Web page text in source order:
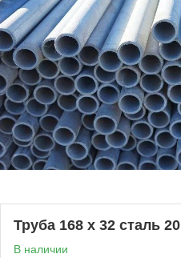
Труба 168 х 32 сталь 20
В наличии